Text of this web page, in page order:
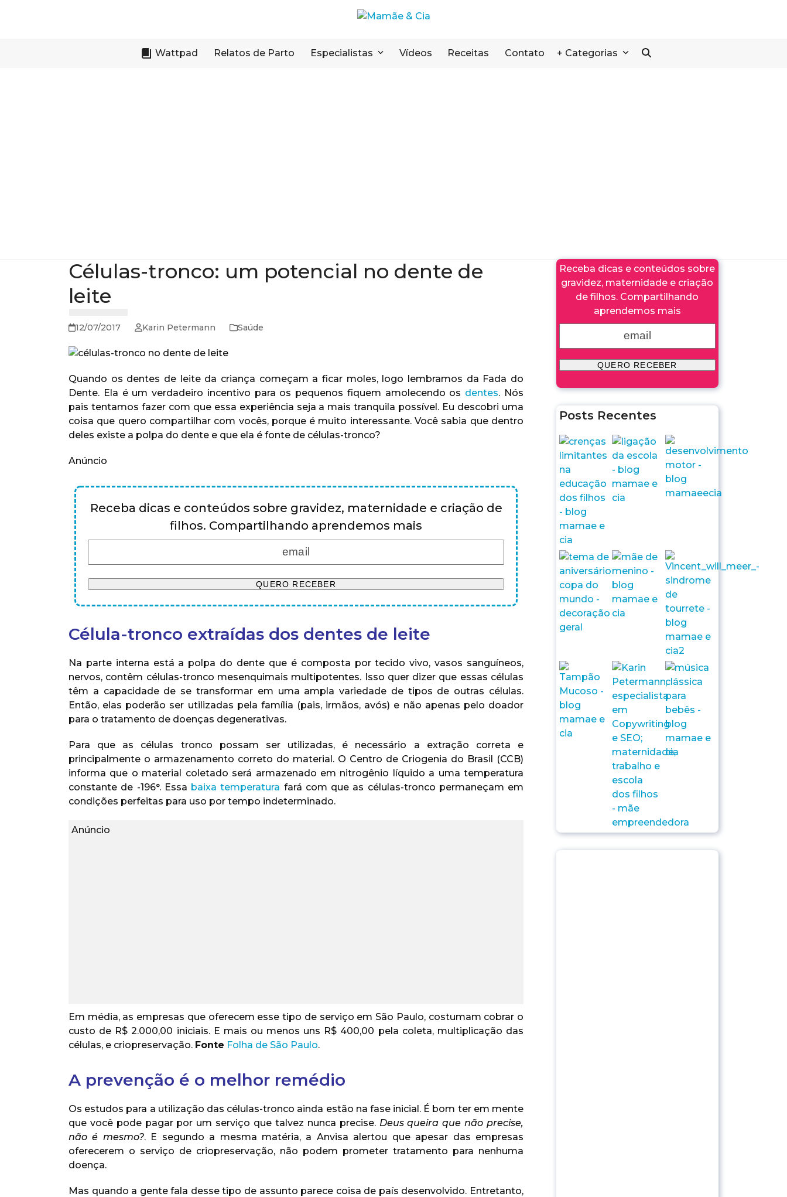
Wattpad
Relatos de Parto Especialistas Vídeos Receitas Contato + Categorias
Células-tronco: um potencial no dente de
leite
12/07/2017 Karin Petermann Saúde
Quando os dentes de leite da criança começam a ficar moles, logo lembramos da Fada do
Dente. Ela é um verdadeiro incentivo para os pequenos fiquem amolecendo os dentes. Nós
pais tentamos fazer com que essa experiência seja a mais tranquila possível. Eu descobri uma
coisa que quero compartilhar com vocês, porque é muito interessante. Você sabia que dentro
deles existe a polpa do dente e que ela é fonte de células-tronco?
Anúncio
Receba dicas e conteúdos sobre gravidez, maternidade e criação de
filhos. Compartilhando aprendemos mais
Célula-tronco extraídas dos dentes de leite
Na parte interna está a polpa do dente que é composta por tecido vivo, vasos sanguíneos,
nervos, contêm células-tronco mesenquimais multipotentes. Isso quer dizer que essas células
têm a capacidade de se transformar em uma ampla variedade de tipos de outras células.
Então, elas poderão ser utilizadas pela família (pais, irmãos, avós) e não apenas pelo doador
para o tratamento de doenças degenerativas.
Para que as células tronco possam ser utilizadas, é necessário a extração correta e
principalmente o armazenamento correto do material. O Centro de Criogenia do Brasil (CCB)
informa que o material coletado será armazenado em nitrogênio líquido a uma temperatura
constante de -196°. Essa baixa temperatura fará com que as células-tronco permaneçam em
condições perfeitas para uso por tempo indeterminado.
Anúncio
Em média, as empresas que oferecem esse tipo de serviço em São Paulo, costumam cobrar o
custo de R$ 2.000,00 iniciais. E mais ou menos uns R$ 400,00 pela coleta, multiplicação das
células, e criopreservação. Fonte Folha de São Paulo.
A prevenção é o melhor remédio
Os estudos para a utilização das células-tronco ainda estão na fase inicial. É bom ter em mente
que você pode pagar por um serviço que talvez nunca precise. Deus queira que não precise,
não é mesmo?. E segundo a mesma matéria, a Anvisa alertou que apesar das empresas
oferecerem o serviço de criopreservação, não podem prometer tratamento para nenhuma
doença.
Mas quando a gente fala desse tipo de assunto parece coisa de país desenvolvido. Entretanto,
Receba dicas e conteúdos sobre
gravidez, maternidade e criação
de filhos. Compartilhando
aprendemos mais
Posts Recentes